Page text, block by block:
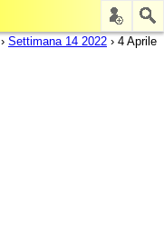
› Settimana 14 2022 › 4 Aprile